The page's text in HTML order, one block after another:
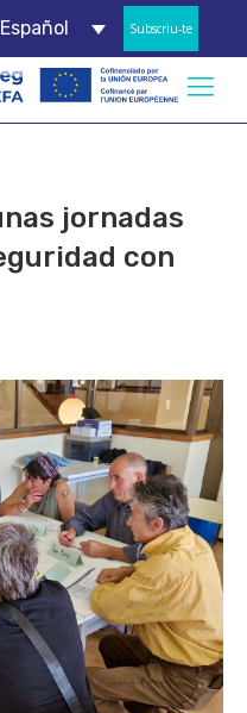
Español Subscriu-te
jornadas
con